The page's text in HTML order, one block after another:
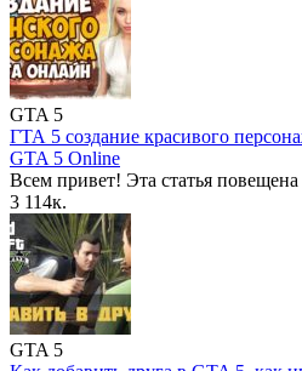
GTA 5
ГТА 5 создание красивого
GTA 5 Online
Всем привет! Эта статья
3 114к.
GTA 5